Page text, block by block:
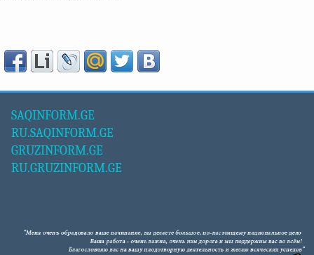
SAQINFORM.GE
RU.SAQINFORM.GE
GRUZINFORM.GE
RU.GRUZINFORM.GE